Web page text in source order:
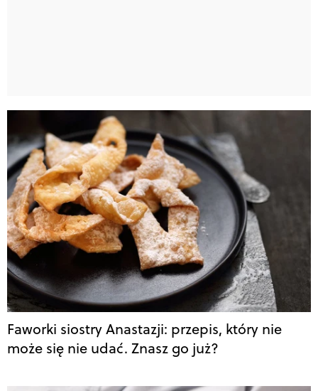
Faworki siostry Anastazji: przepis, który nie
może się nie udać. Znasz go już?